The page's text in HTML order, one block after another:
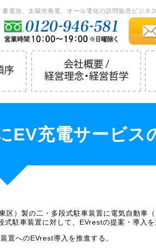
蓄電池、太陽光発電、オール電化の訪問販売ビジネ
EV充電サービス
）製の二・多段式駐車装置に電気自動車
駐車装置に対して、EVrestの提案・導入を
置へのEVrest導入を推進する。